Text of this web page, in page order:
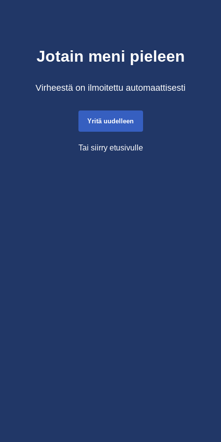
Jotain meni pieleen
Virheestä on ilmoitettu automaattisesti
Yritä uudelleen
Tai siirry etusivulle